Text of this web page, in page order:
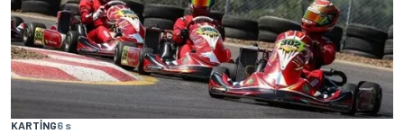
KARTING6 s